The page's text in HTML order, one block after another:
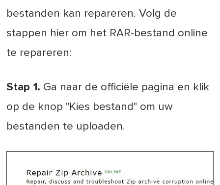
bestanden kan repareren. Volg de
stappen hier om het RAR-bestand online
te repareren:
Stap 1. Ga naar de officiële pagina en klik
op de knop "Kies bestand" om uw
bestanden te uploaden.